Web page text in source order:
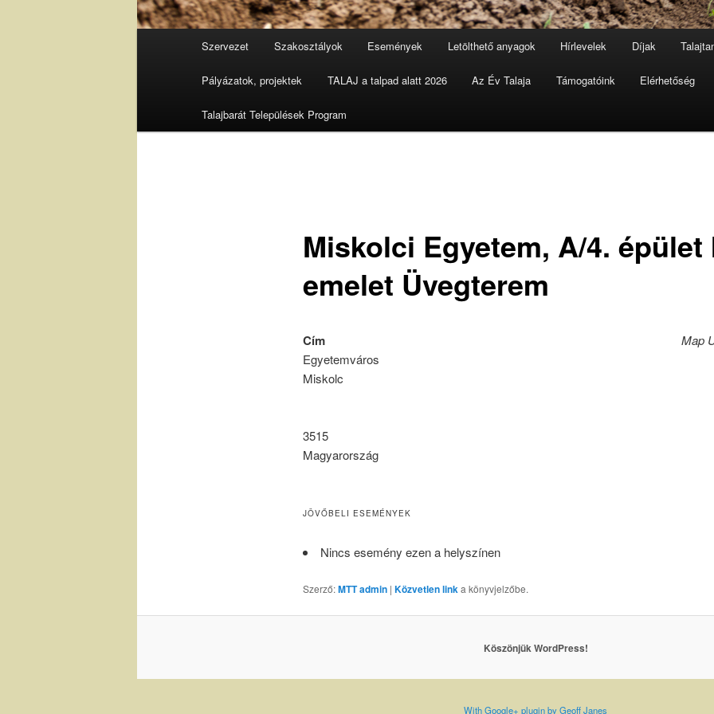
Szervezet Szakosztályok Események Letölthető anyagok Hírlevelek Díjak
Pályázatok, projektek TALAJ a talpad alatt 2026 Az Év Talaja Támogatóink Elérhetőség
Talajbarát Települések Program
Miskolci Egyetem, A/4. épület
emelet Üvegterem
Map
Cím
Egyetemváros
Miskolc
3515
Magyarország
JÖVŐBELI ESEMÉNYEK
Nincs esemény ezen a helyszínen
Szerző:MTT admin| Közvetlen linka könyvjelzőbe.
Köszönjük WordPress!
With Google+ plugin by Geoff Janes